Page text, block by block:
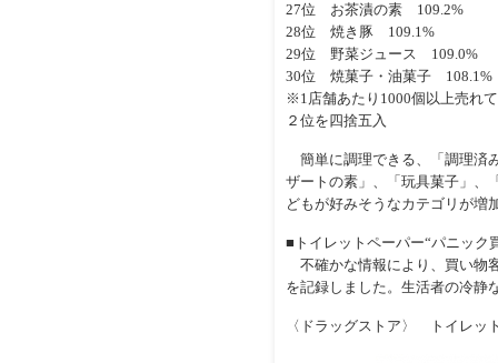
27位 お茶漬の素 109.2%
28位 焼き豚 109.1%
29位 野菜ジュース 109.0%
30位 焼菓子・油菓子 108.1%
※1店舗あたり1000個以上売れ
２位を四捨五入
簡単に調理できる、「調理済
ザートの素」、「玩具菓子」、
どもが好みそうなカテゴリが増
■トイレットペーパー“パニック
不確かな情報により、買い物
を記録しました。生活者の冷静
〈ドラッグストア〉 トイレッ